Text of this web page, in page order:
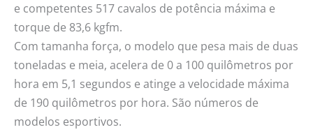
e competentes 517 cavalos de potência máxima e
torque de 83,6 kgfm.
Com tamanha força, o modelo que pesa mais de duas
toneladas e meia, acelera de 0 a 100 quilômetros por
hora em 5,1 segundos e atinge a velocidade máxima
de 190 quilômetros por hora. São números de
modelos esportivos.